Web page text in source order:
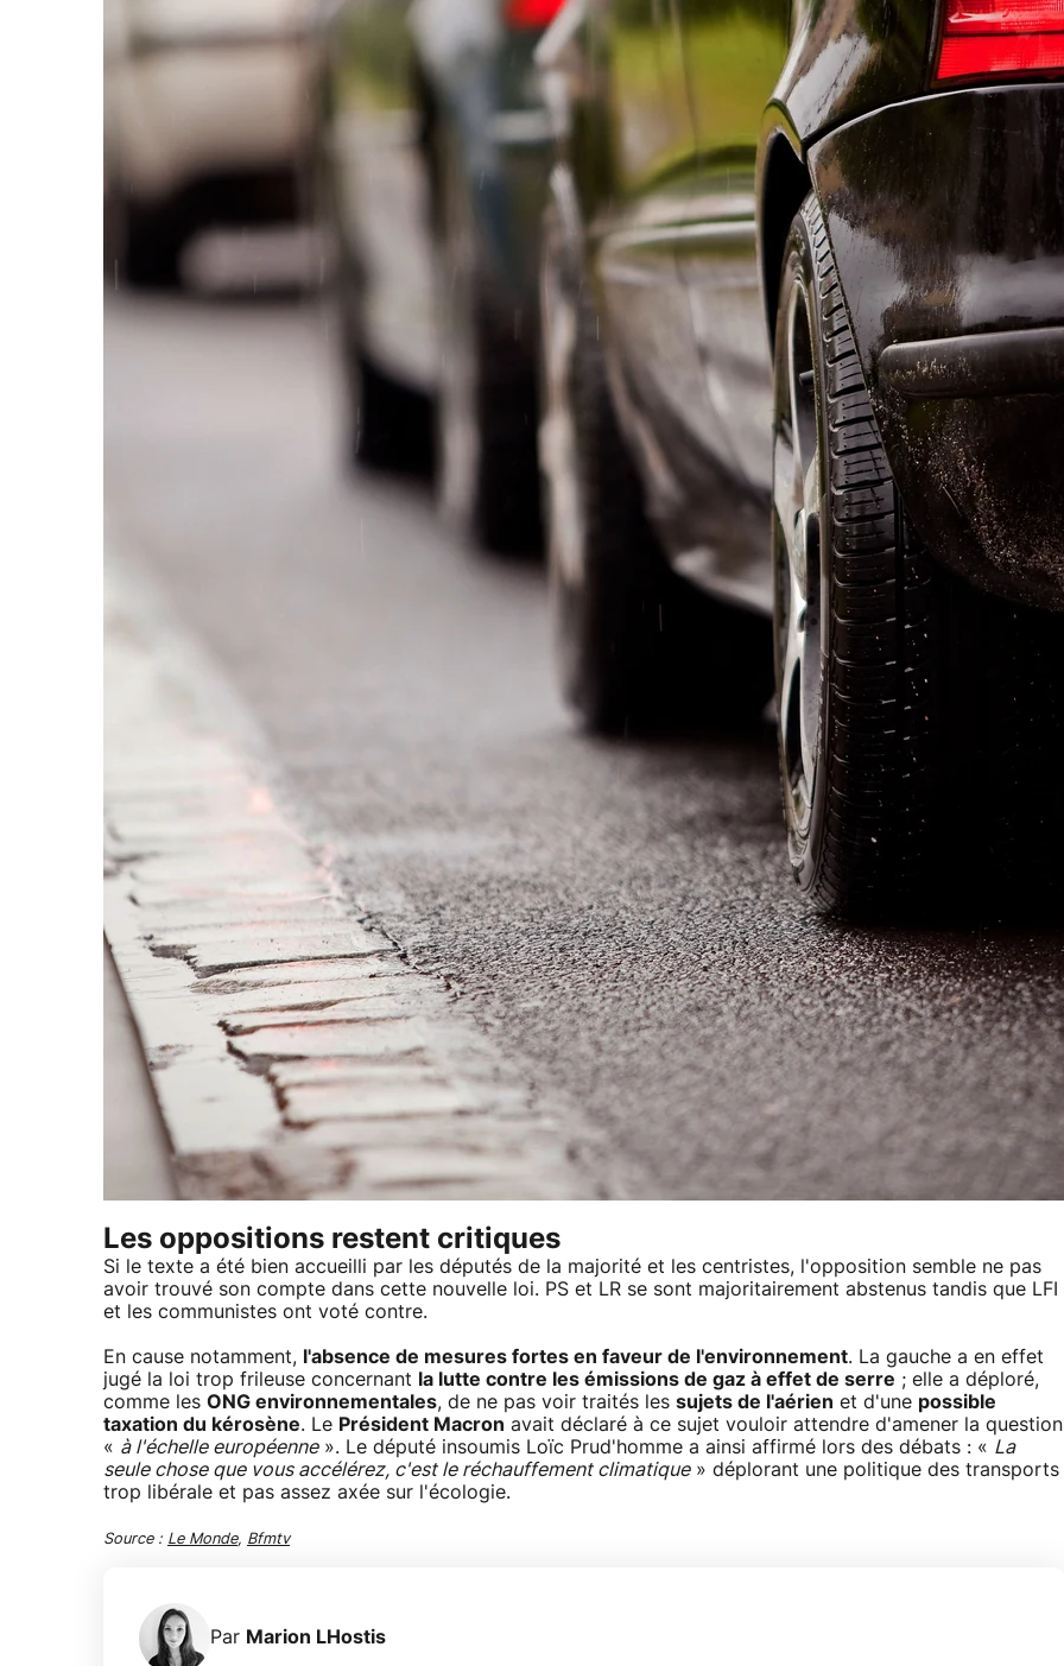
Les oppositions restent critiques
Si le texte a été bien accueilli par les députés de la majorité et les centristes, l'opposition semble ne pas
avoir trouvé son compte dans cette nouvelle loi. PS et LR se sont majoritairement abstenus tandis que LFI
et les communistes ont voté contre.
En cause notamment, l'absence de mesures fortes en faveur de l'environnement. La gauche a en effet
jugé la loi trop frileuse concernant
la lutte contre les émissions de gaz à effet de serre ; elle a déploré,
comme les ONG environnementales, de ne pas voir traités les sujets de l'aérien et d'une possible
taxation du kérosène. Le Président Macron avait déclaré à ce sujet vouloir attendre d'amener la question
« à l'échelle européenne». Le député insoumis Loïc Prud'homme a ainsi affirmé lors des débats : « La
seule chose que vous accélérez, c'est le réchauffement climatique» déplorant une politique des transports
trop libérale et pas assez axée sur l'écologie.
Source : Le Monde, Bfmtv
Par Marion LHostis